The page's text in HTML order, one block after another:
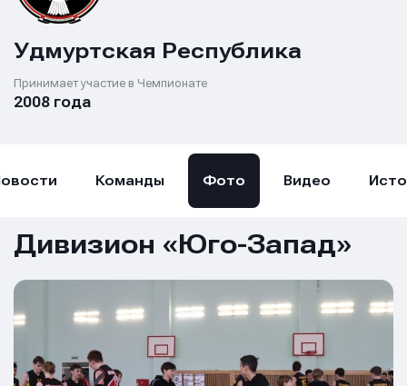
Удмуртская Республика
Принимает участие в Чемпионате
2008 года
Команды Фото Видео
Дивизион «Юго-Запад»